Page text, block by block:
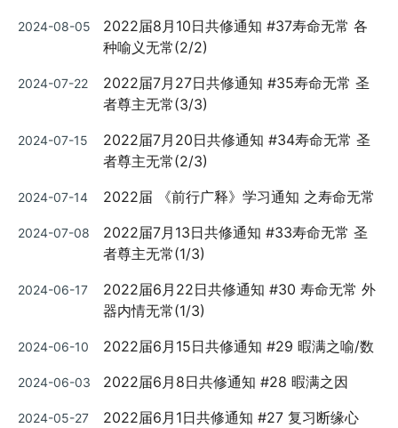
Posted
2024-08-05
2022届8月10日共修通知 #37寿命无常 各
种喻义无常(2/2)
Posted
2024-07-22
2022届7月27日共修通知 #35寿命无常 圣
者尊主无常(3/3)
Posted
2024-07-15
2022届7月20日共修通知 #34寿命无常 圣
者尊主无常(2/3)
Posted
2024-07-14 2022届 《前行广释》学习通知 之寿命无常
Posted
2024-07-08
2022届7月13日共修通知 #33寿命无常 圣
者尊主无常(1/3)
Posted
2024-06-17
2022届6月22日共修通知 #30 寿命无常 外
器内情无常(1/3)
Posted
2024-06-10 2022届6月15日共修通知 #29 暇满之喻/数
Posted
2024-06-03 2022届6月8日共修通知 #28 暇满之因
Posted
2024-05-27 2022届6月1日共修通知 #27 复习断缘心